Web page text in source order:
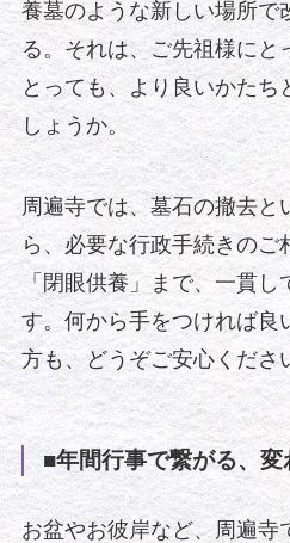
養墓のような新しい場所で
る。それは、ご先祖様にと
とっても、より良いかたち
しょうか。
周遍寺では、墓石の撤去と
ら、必要な行政手続きのご
「閉眼供養」まで、一貫し
す。何から手をつければ良
方も、どうぞご安心くださ
■年間行事で繋がる、
お盆やお彼岸など、周遍寺